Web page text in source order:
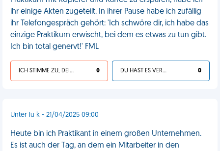
ihr einige Akten zugeteilt. In ihrer Pause habe ich zufällig
ihr Telefongespräch gehört: 'Ich schwöre dir, ich habe das
einzige Praktikum erwischt, bei dem es etwas zu tun gibt.
Ich bin total genervt!' FML
ICH STIMME ZU, DEIN LEBEN IST SCHEISSE 0 DU HAST ES VERDIENT 0
Unter lu k - 21/04/2025 09:00
Heute bin ich Praktikant in einem großen Unternehmen.
Es ist auch der Tag, an dem ein Mitarbeiter in den